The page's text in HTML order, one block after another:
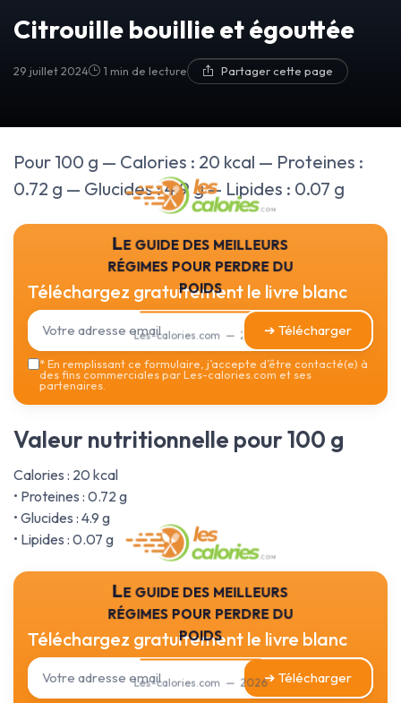
Citrouille bouillie et égouttée
29 juillet 2024 1 min de lecture Partager cette page
Pour 100 g — Calories : 20 kcal — Proteines :
0.72 g — Glucides : 4.9 g — Lipides : 0.07 g
Le guide des meilleurs
régimes pour perdre du
poids
Les-calories.com — 2026
Téléchargez gratuitement le livre blanc
➔ Télécharger
*En remplissant ce formulaire, j’accepte d’être contacté(e) à
des fins commerciales par Les-calories.com et ses
partenaires.
Valeur nutritionnelle pour 100 g
Calories : 20 kcal
• Proteines : 0.72 g
• Glucides : 4.9 g
• Lipides : 0.07 g
Le guide des meilleurs
régimes pour perdre du
poids
Les-calories.com — 2026
Téléchargez gratuitement le livre blanc
➔ Télécharger